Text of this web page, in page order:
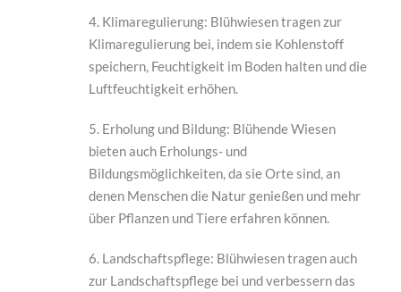
4. Klimaregulierung: Blühwiesen tragen zur
Klimaregulierung bei, indem sie Kohlenstoff
speichern, Feuchtigkeit im Boden halten und die
Luftfeuchtigkeit erhöhen.
5. Erholung und Bildung: Blühende Wiesen
bieten auch Erholungs- und
Bildungsmöglichkeiten, da sie Orte sind, an
denen Menschen die Natur genießen und mehr
über Pflanzen und Tiere erfahren können.
6. Landschaftspflege: Blühwiesen tragen auch
zur Landschaftspflege bei und verbessern das